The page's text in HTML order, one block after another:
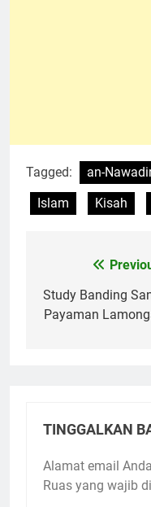
Tagged: an-
Islam
Kisah
Navigasi
pos
Study Banding
Payaman
TINGGALKAN
Alamat email
Ruas yang wajib